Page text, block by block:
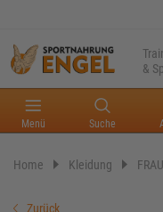
&
Menü Suche
Home Kleidung
Zurück